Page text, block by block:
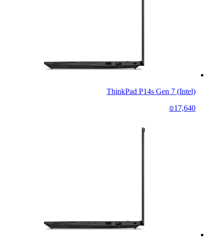
ThinkPad P14s Gen 7 (Intel)
₪17,640